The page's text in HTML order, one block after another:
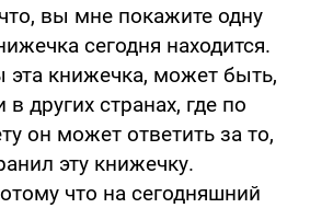
вы мне покажите одну
сегодня находится.
эта книжечка, может быть,
других странах, где по
он может ответить за то,
эту книжечку.
что на сегодняшний